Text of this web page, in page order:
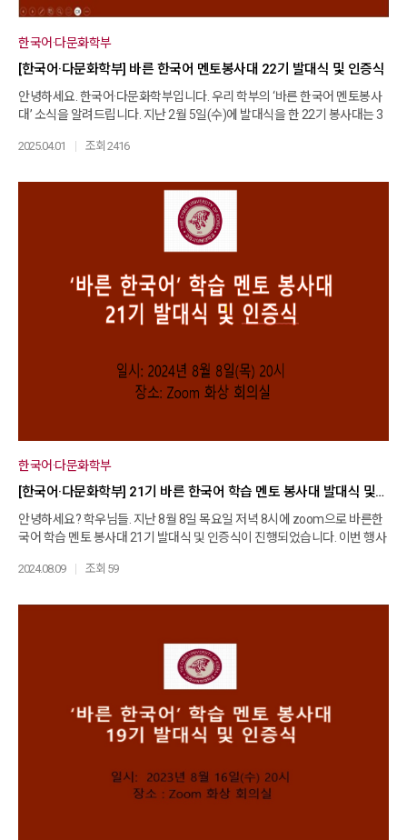
사합니다. 그리고 늦은 시간에 시간을 내어 참여해 주신 모든 분들 감사드립
니다. ‘바른 한국어’ 학습 멘토 봉사대 활동을 응원합니다.
한국어·다문화학부
[한국어·다문화학부] 바른 한국어 멘토봉사대 22기 발대식 및 인증식
안녕하세요. 한국어·다문화학부입니다. 우리 학부의 ‘바른 한국어 멘토봉사
대’ 소식을 알려드립니다. 지난 2월 5일(수)에 발대식을 한 22기 봉사대는 3
장을 받고 봉사를 시작하였고, 인증식에서는 21명의 봉사자가 그동안의 활
봉사를 기본으로 하며, 일대일로 외국인을 대상으로 한국어교육 봉사를 하
는 것입니다. 우리 봉사대 멘토들은 외국인 멘티에게 읽기, 쓰기, 말하기, 토
픽 등 멘티가 원하는 것을 교육해 주기에, 많은 외국인들이 본 ‘바른 한국어
멘토봉사대’에게 교육받기를 희망하고 있다 합니다.
2025.04.01 조회 2416
한국어·다문화학부
[한국어·다문화학부] 21기 바른 한국어 학습 멘토 봉사대 발대식 및 인증식
안녕하세요? 학우님들. 지난 8월 8일 목요일 저녁 8시에 zoom으로 바른한
국어 학습 멘토 봉사대 21기 발대식 및 인증식이 진행되었습니다. 이번 행사
를 하여 자리를 빛내 주셨습니다. 21기 임명장 대상자는 다음과 같습니다. 앞
(201831472), 신은숙, 안혜영, 오경미, 우인제, 이지영, 이은영, 이형희, 진성
지, 정연주, 진정화, 백다윤, 김영일, 김지은, 유화진, 이지영, 정주영, 황혜영,
강주연, 김명숙, 김문희, 김병완, 김혜성, 이계원, 이시연, 이애자, 장동원, 정귀
연, 황태용, 김현경(201831472), 김현경(2021302221) 변경옥 튜터 선생
면서 느꼈던 점, 배운 점, 주의해야 할 점은 무엇인지를 알 수 있었던 유익한
시간이었습니다. 이날 행사를 준비해 주신 남은경 교수님, 변경옥 튜터 선생
드립니다. 바른한국어 봉사대 활동을 응원합니다 .
2024.08.09 조회 59